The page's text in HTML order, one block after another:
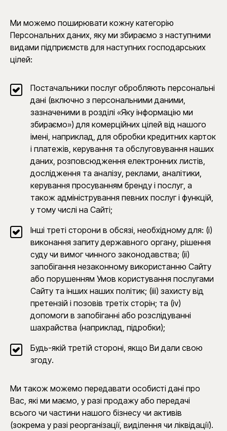
Ми можемо поширювати кожну категорію
Персональних даних, яку ми збираємо з наступними
видами підприємств для наступних господарських
цілей:
Постачальники послуг обробляють персональні
дані (включно з персональними даними,
зазначеними в розділі «Яку інформацію ми
збираємо») для комерційних цілей від нашого
імені, наприклад, для обробки кредитних карток
і платежів, керування та обслуговування наших
даних, розповсюдження електронних листів,
дослідження та аналізу, реклами, аналітики,
керування просуванням бренду і послуг, а
також адміністрування певних послуг і функцій,
у тому числі на Сайті;
Інші треті сторони в обсязі, необхідному для: (i)
виконання запиту державного органу, рішення
суду чи вимог чинного законодавства; (ii)
запобігання незаконному використанню Сайту
або порушенням Умов користування послугами
Сайту та інших наших політик; (iii) захисту від
претензій і позовів третіх сторін; та (iv)
допомоги в запобіганні або розслідуванні
шахрайства (наприклад, підробки);
Будь-якій третій стороні, якщо Ви дали свою
згоду.
Ми також можемо передавати особисті дані про
Вас, які ми маємо, у разі продажу або передачі
всього чи частини нашого бізнесу чи активів
(зокрема у разі реорганізації, виділення чи ліквідації).